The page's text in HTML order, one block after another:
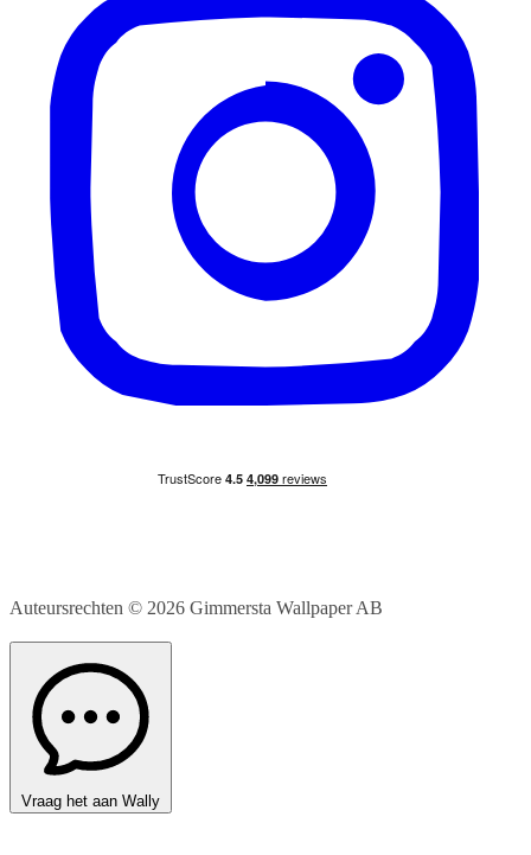
Auteursrechten © 2026 Gimmersta Wallpaper AB
Vraag het aan Wally